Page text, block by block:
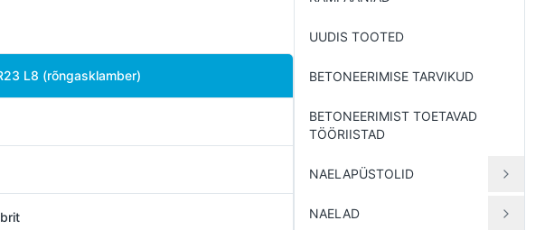
L8 (rõngasklamber)
UUDIS TOOTED
BETONEERIMISE TARVIKUD
BETONEERIMIST TOETAVAD
TÖÖRIISTAD
NAELAPÜSTOLID
NAELAD